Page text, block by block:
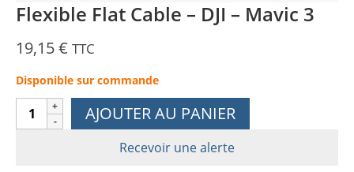
Flexible Flat Cable – DJI – Mavic 3
19,15€ TTC
Disponible sur commande
quantité
de
AJOUTER AU PANIER
Recevoir une alerte